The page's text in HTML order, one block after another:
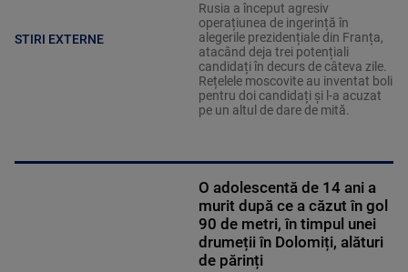
STIRI EXTERNE
Rusia a început agresiv
operațiunea de ingerință în
alegerile prezidențiale din Franța,
atacând deja trei potențiali
candidați în decurs de câteva zile.
Rețelele moscovite au inventat boli
pentru doi candidați și l-a acuzat
pe un altul de dare de mită.
O adolescentă de 14 ani a
murit după ce a căzut în gol
90 de metri, în timpul unei
drumeții în Dolomiți, alături
de părinți